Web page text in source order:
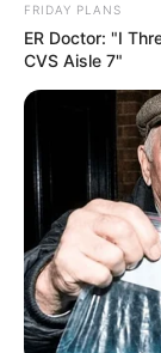
FRIDAY PLANS
ER Doctor: "I
CVS Aisle 7"